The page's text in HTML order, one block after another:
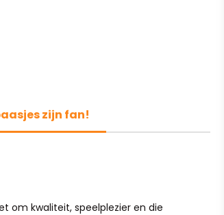
zijn fan!
om kwaliteit, speelplezier en die